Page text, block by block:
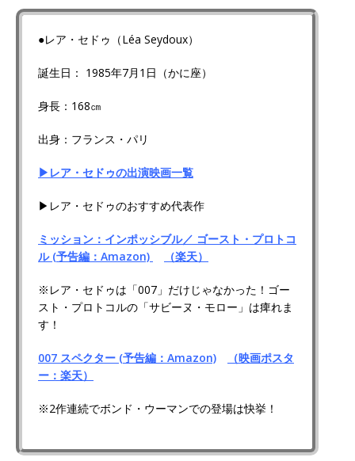
●レア・セドゥ（Léa Seydoux）
誕生日： 1985年7月1日（かに座）
身長：168㎝
出身：フランス・パリ
▶レア・セドゥの出演映画一覧
▶レア・セドゥのおすすめ代表作
ミッション：インポッシブル／ ゴースト・プロトコ
ル (予告編：Amazon)
（楽天）
※レア・セドゥは「007」だけじゃなかった！ゴー
スト・プロトコルの「サビーヌ・モロー」は痺れま
す！
007 スペクター (予告編：Amazon)
（映画ポスタ
ー：楽天）
※2作連続でボンド・ウーマンでの登場は快挙！